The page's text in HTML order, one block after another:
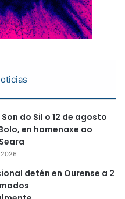
do Sil o 12 de agosto
en homenaxe ao
detén en Ourense a 2